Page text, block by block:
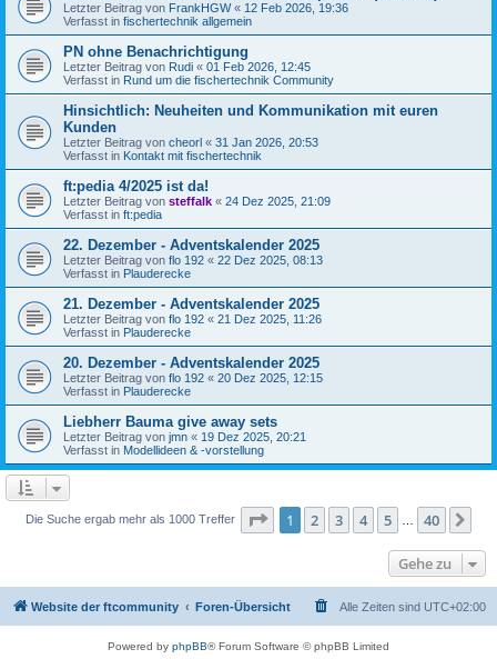
Letzter Beitrag von FrankHGW« 12 Feb 2026, 19:36
Verfasst in fischertechnik allgemein
PN ohne Benachrichtigung
Letzter Beitrag von Rudi « 01 Feb 2026, 12:45
Verfasst in Rund um die fischertechnik Community
Hinsichtlich: Neuheiten und Kommunikation mit euren
Kunden
Letzter Beitrag von cheorl « 31 Jan 2026, 20:53
Verfasst in Kontakt mit fischertechnik
ft:pedia 4/2025 ist da!
Letzter Beitrag von steffalk « 24 Dez 2025, 21:09
Verfasst in ft:pedia
22. Dezember - Adventskalender 2025
Letzter Beitrag von flo 192 « 22 Dez 2025, 08:13
Verfasst in Plauderecke
21. Dezember - Adventskalender 2025
Letzter Beitrag von flo 192 « 21 Dez 2025, 11:26
Verfasst in Plauderecke
20. Dezember - Adventskalender 2025
Letzter Beitrag von flo 192 « 20 Dez 2025, 12:15
Verfasst in Plauderecke
Liebherr Bauma give away sets
Letzter Beitrag von jmn « 19 Dez 2025, 20:21
Verfasst in Modellideen & -vorstellung
Die Suche ergab mehr als 1000 Treffer Seite 1von 40
1 2 3 4 5 40
Gehe zu
Website der ftcommunity Foren-Übersicht Alle Zeiten sind UTC+02:00
Powered by phpBB® Forum Software © phpBB Limited